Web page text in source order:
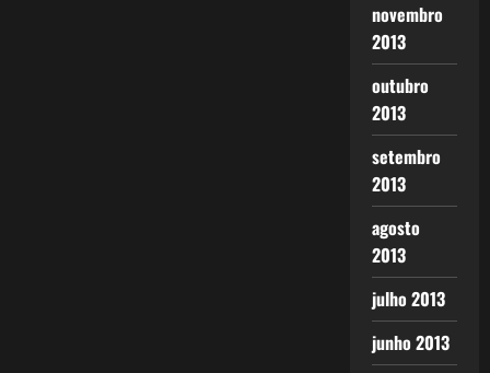
novembro
2013
outubro
2013
setembro
2013
agosto
2013
julho 2013
junho 2013